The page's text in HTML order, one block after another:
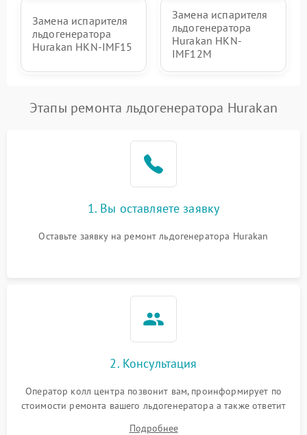
Замена испарителя
льдогенератора
Hurakan HKN-IMF15
Замена испарителя
льдогенератора
Hurakan HKN-
IMF12M
Этапы ремонта льдогенератора Hurakan
1. Вы оставляете заявку
Оставьте заявку на ремонт льдогенератора Hurakan
2. Консультация
Оператор колл центра позвонит вам, проинформирует по
стоимости ремонта вашего льдогенератора а также ответит
Подробнее